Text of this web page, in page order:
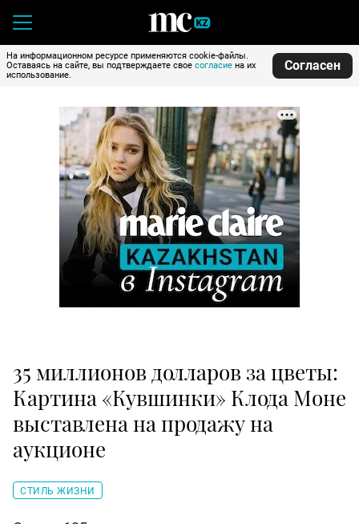
На информационном ресурсе применяются cookie-файлы.
Оставаясь на сайте, вы подтверждаете свое согласие на их
использование.
Согласен
35 миллионов долларов за цветы:
Картина «Кувшинки» Клода Моне
выставлена на продажу на
аукционе
СТИЛЬ ЖИЗНИ